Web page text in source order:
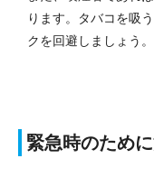
ります。
タバコを吸
クを回避しましょう。
緊急時のため